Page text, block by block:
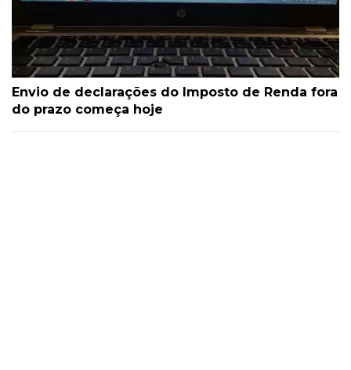
Envio de declarações do Imposto de Renda fora
do prazo começa hoje